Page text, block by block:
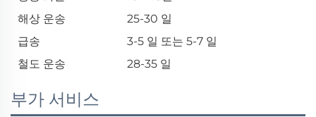
해상 운송
25-30 일
급송
3-5 일 또는 5-7 일
철도 운송
28-35 일
부가 서비스